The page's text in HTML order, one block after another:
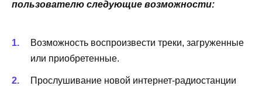
пользователю следующие возможности:
Возможность воспроизвести треки, загруженные
или приобретенные.
Прослушивание новой интернет-радиостанции